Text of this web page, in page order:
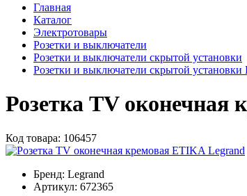
Главная
Каталог
Электротовары
Розетки и выключатели
Розетки и выключатели скрытой установки
Розетки и выключатели скрытой установки
Розетка TV оконечная
Код товара: 106457
Бренд: Legrand
Артикул: 672365